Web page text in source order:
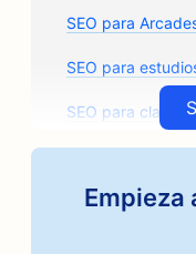
SEO para
SEO para
SEO para clases
SEO para
SEO para
Empieza